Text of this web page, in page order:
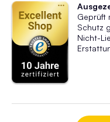
Geprüft
Schutz
Nicht-